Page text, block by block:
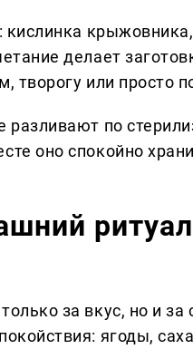
кислинка
делает
творогу или просто
разливают по
оно спокойно
за вкус, но и
ягоды,